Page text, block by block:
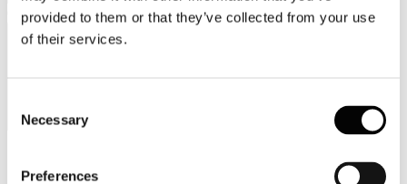
provided to them or that they’ve collected from your use
of their services.
Selection
Necessary
Preferences
Categorie merceologiche